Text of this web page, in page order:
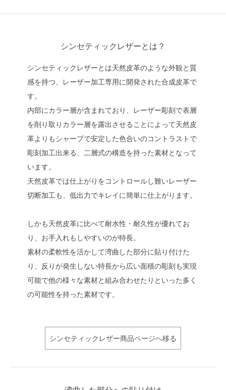
シンセティックレザーとは？
シンセティックレザーとは天然皮革のような外観と質
感を持つ、レーザー加工専用に開発された合成皮革で
す。
内部にカラー層が含まれており、レーザー彫刻で表層
を削り取りカラー層を露出させることによって天然皮
革よりもシャープで安定した色合いのコントラストで
彫刻加工出来る、二層式の構造を持った素材となって
います。
天然皮革では仕上がりをコントロールし難いレーザー
切断加工も、低出力でキレイに簡単に仕上がります。
しかも天然皮革に比べて耐水性・耐久性が優れてお
り、お手入れもしやすいのが特長。
素材の柔軟性を活かして湾曲した部分に貼り付けた
り、反りが発生しない特長から広い面積の彫刻も実現
可能で他の様々な素材と組み合わせたりといった多く
の可能性を持った素材です。
シンセティックレザー商品ページへ移る